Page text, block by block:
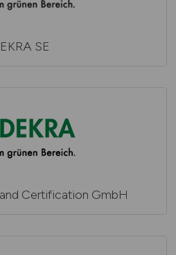
SE
Certification GmbH